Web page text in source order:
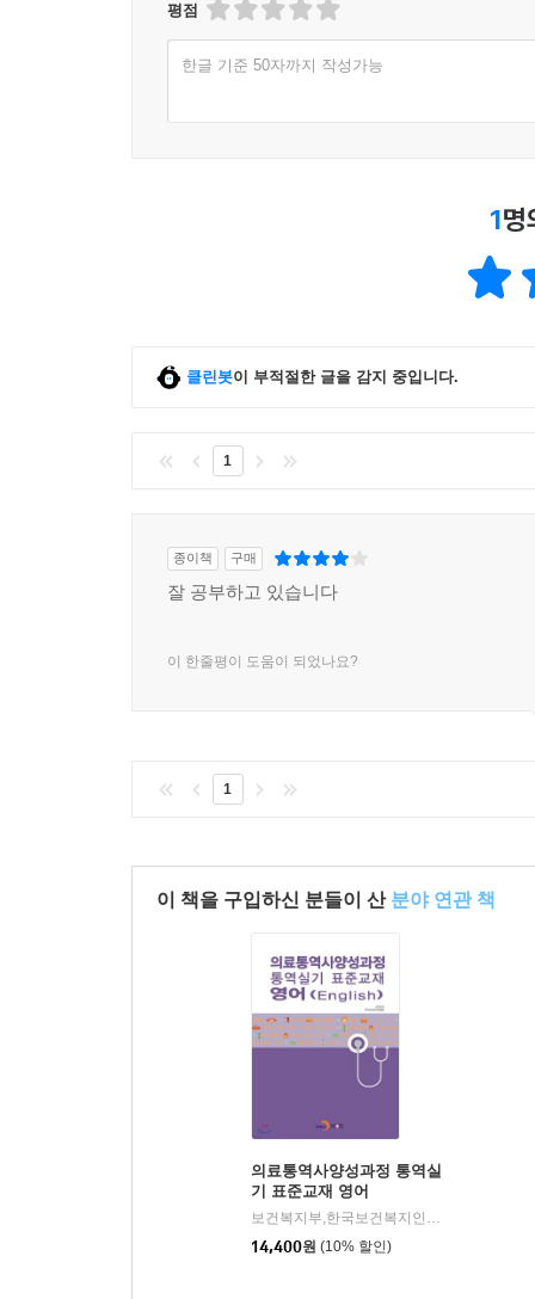
평점
한글 기준 50자까지 작성가능
1명
클린봇이 부적절한 글을 감지 중입니다.
1
종이책 구매
잘 공부하고 있습니다
이 한줄평이 도움이 되었나요?
1
이 책을 구입하신 분들이 산 분야 연관 책
의료통역사양성과정 통역실
기 표준교재 영어
보건복지부,한국보건복지인력개발원 공저
14,400원 (10% 할인)